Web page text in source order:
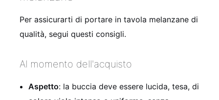
Per assicurarti di portare in tavola melanzane di
qualità, segui questi consigli.
Al momento dell'acquisto
Aspetto: la buccia deve essere lucida, tesa, di